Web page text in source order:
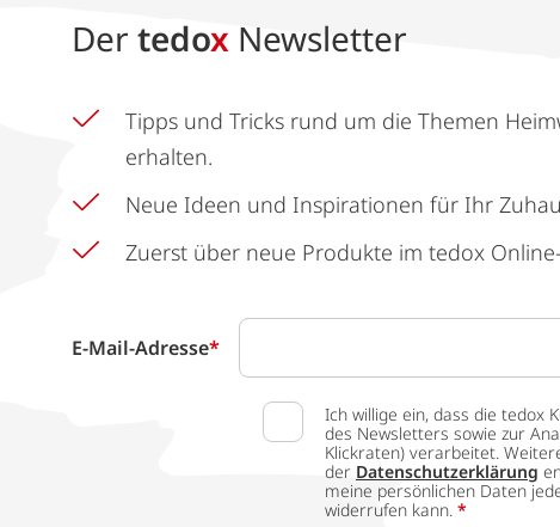
Der tedox Newsletter
Tipps und Tricks rund um die Themen
erhalten.
Neue Ideen und Inspirationen für Ihr
Zuerst über neue Produkte im tedox
E-Mail-Adresse*
Ich willige ein, dass die tedox
des Newsletters sowie zur
Klickraten) verarbeitet.
der Datenschutzerklärung
meine persönlichen Daten
widerrufen kann. *